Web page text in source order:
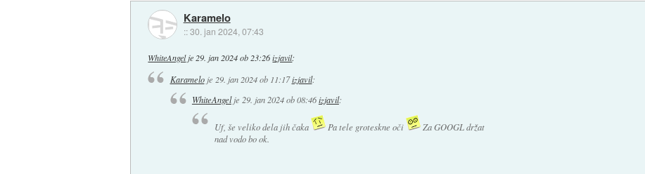
Karamelo
::30. jan 2024, 07:43
WhiteAngelje29. jan 2024 ob 23:26 izjavil:
Karameloje 29. jan 2024 ob 11:17 izjavil:
WhiteAngelje 29. jan 2024 ob 08:46izjavil:
Uf, še veliko dela jih čaka Pa tele groteskne oči
Za GOOGL držat
nad vodo bo ok.